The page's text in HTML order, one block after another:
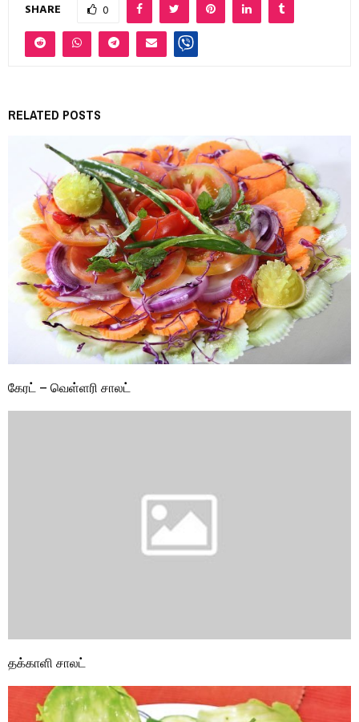
SHARE 0
RELATED POSTS
கேரட் – வெள்ளரி சாலட்
தக்காளி சாலட்